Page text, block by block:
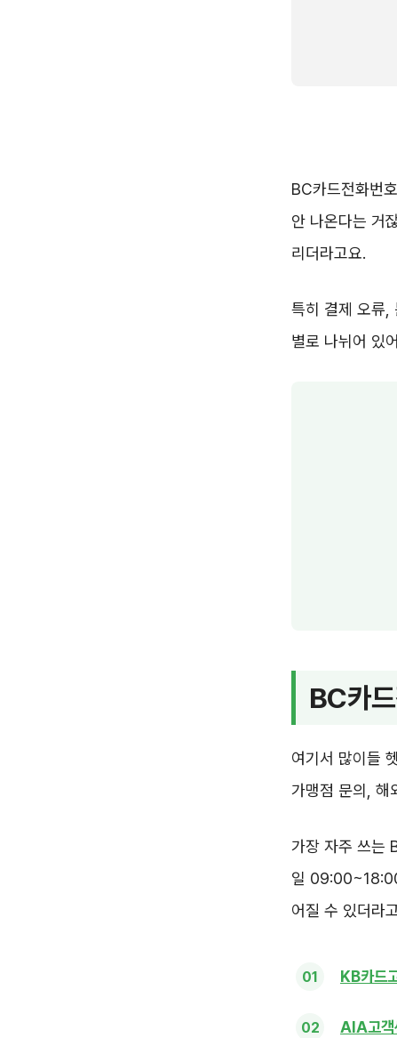
BC카드전화번
안 나온다는 거
리더라고요.
특히 결제 오류,
별로 나뉘어 있
BC카
여기서 많이들
가맹점 문의, 해
가장 자주 쓰는
일
어질 수 있더라
KB카드
AIA고객